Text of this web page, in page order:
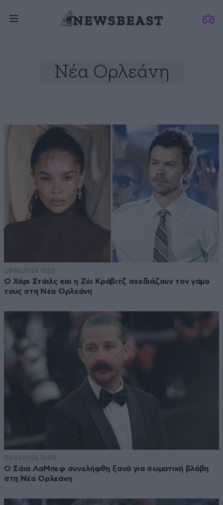
Νέα Ορλεάνη
29·06·2026 13:53
Ο Χάρι Στάιλς και η Ζόι Κράβιτζ σχεδιάζουν τον γάμο
τους στη Νέα Ορλεάνη
02·03·2026 10:05
O Σάια ΛαΜπεφ συνελήφθη ξανά για σωματική βλάβη
στη Νέα Ορλεάνη